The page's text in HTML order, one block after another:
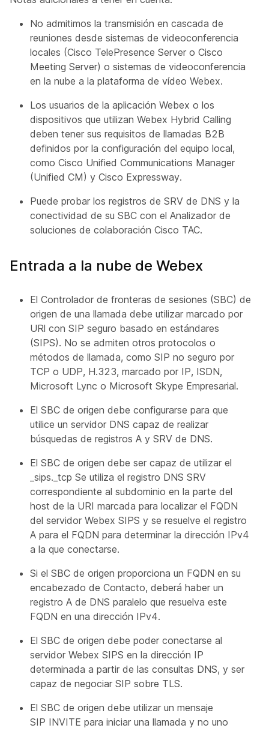
No admitimos la transmisión en cascada de
reuniones desde sistemas de videoconferencia
locales (Cisco TelePresence Server o Cisco
Meeting Server) o sistemas de videoconferencia
en la nube a la plataforma de vídeo Webex.
Los usuarios de la aplicación Webex o los
dispositivos que utilizan Webex Hybrid Calling
deben tener sus requisitos de llamadas B2B
definidos por la configuración del equipo local,
como Cisco Unified Communications Manager
(Unified CM) y Cisco Expressway.
Puede probar los registros de SRV de DNS y la
conectividad de su SBC con el Analizador de
soluciones de colaboración Cisco TAC.
Entrada a la nube de Webex
El Controlador de fronteras de sesiones (SBC) de
origen de una llamada debe utilizar marcado por
URl con SIP seguro basado en estándares
(SIPS). No se admiten otros protocolos o
métodos de llamada, como SIP no seguro por
TCP o UDP, H.323, marcado por IP, ISDN,
Microsoft Lync o Microsoft Skype Empresarial.
El SBC de origen debe configurarse para que
utilice un servidor DNS capaz de realizar
búsquedas de registros A y SRV de DNS.
El SBC de origen debe ser capaz de utilizar el
_sips._tcp Se utiliza el registro DNS SRV
correspondiente al subdominio en la parte del
host de la URI marcada para localizar el FQDN
del servidor Webex SIPS y se resuelve el registro
A para el FQDN para determinar la dirección IPv4
a la que conectarse.
Si el SBC de origen proporciona un FQDN en su
encabezado de Contacto, deberá haber un
registro A de DNS paralelo que resuelva este
FQDN en una dirección IPv4.
El SBC de origen debe poder conectarse al
servidor Webex SIPS en la dirección IP
determinada a partir de las consultas DNS, y ser
capaz de negociar SIP sobre TLS.
El SBC de origen debe utilizar un mensaje
SIP INVITE para iniciar una llamada y no uno